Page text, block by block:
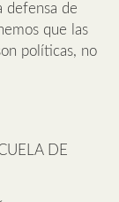
defensa de
que las
políticas, no
DE